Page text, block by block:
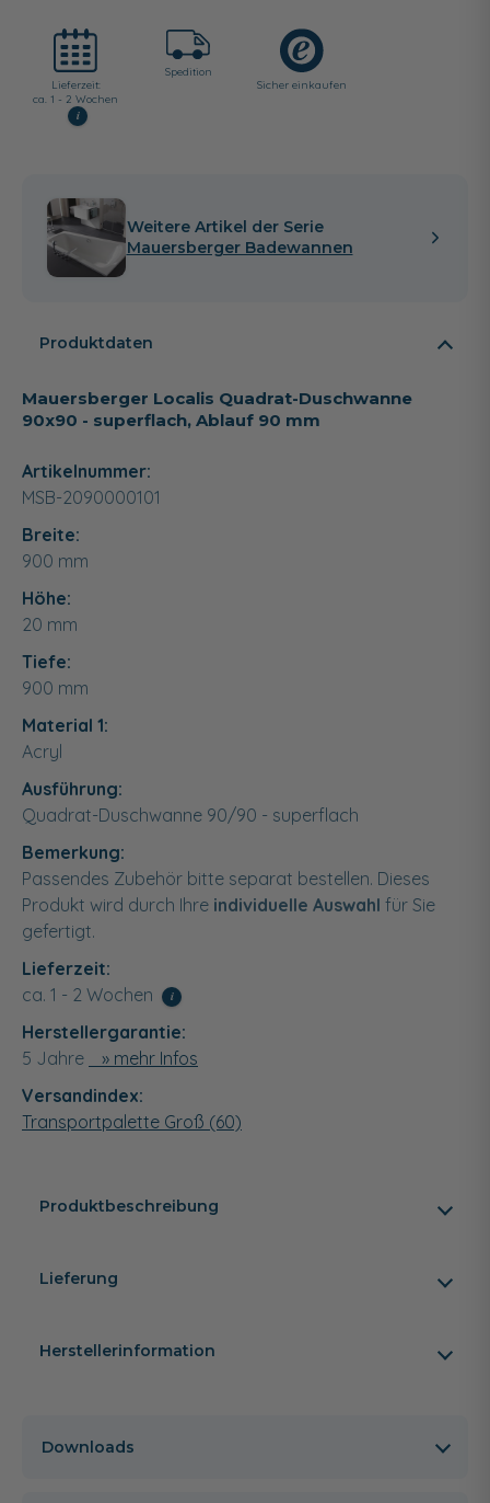
Lieferzeit:
ca. 1 - 2 Wochen
i
Spedition
Sicher einkaufen
Weitere Artikel der Serie
Mauersberger Badewannen
Produktdaten
Mauersberger Localis Quadrat-Duschwanne
90x90 - superflach, Ablauf 90 mm
Artikelnummer:
MSB-2090000101
Breite:
900 mm
Höhe:
20 mm
Tiefe:
900 mm
Material 1:
Acryl
Ausführung:
Quadrat-Duschwanne 90/90 - superflach
Bemerkung:
Passendes Zubehör bitte separat bestellen. Dieses
Produkt wird durch Ihre individuelle Auswahl für Sie
gefertigt.
Lieferzeit:
ca. 1 - 2 Wochen
i
Herstellergarantie:
5 Jahre
» mehr Infos
Versandindex:
Transportpalette Groß (60)
Produktbeschreibung
Lieferung
Herstellerinformation
Downloads